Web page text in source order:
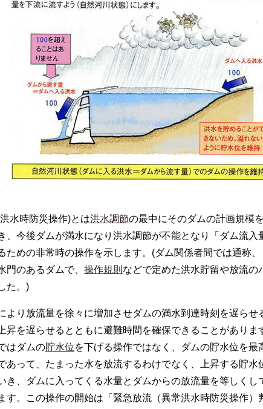
水時防災操作)とは洪水調節の最中にそのダムの計画規模
、今後ダムが満水になり洪水調節が不能となり「ダム流入
ための非常時の操作を示します。(ダム関係者間では通称
門のあるダムで、 操作規則 などで定めた洪水貯留や放流の
た。)
より放流量を徐々に増加させダムの満水到達時刻を遅らせ
昇を遅らせるとともに避難時間を確保できることがありま
はダムの貯水位を下げる操作ではなく、ダムの貯水位を最
あって、たまった水を放流するわけでなく、上昇する貯水
き、ダムに入ってくる水量とダムからの放流量を等しくし
す。この操作の開始は「緊急放流（異常洪水時防災操作）